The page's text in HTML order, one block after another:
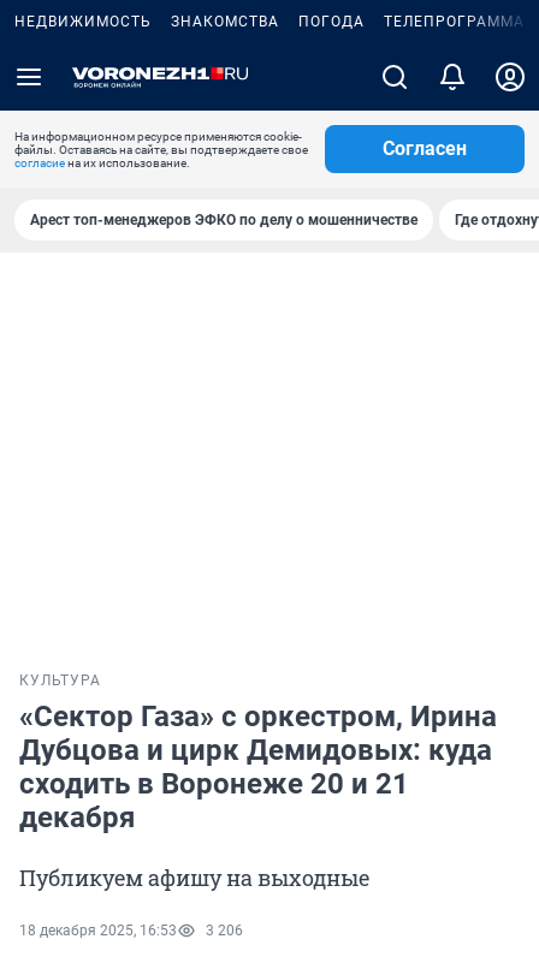
НЕДВИЖИМОСТЬ ЗНАКОМСТВА ПОГОДА ТЕЛЕПРОГРАММА
На информационном ресурсе применяются cookie-
файлы. Оставаясь на сайте, вы подтверждаете свое
согласиена их использование.
Согласен
Арест топ-менеджеров ЭФКО по делу о мошенничестве Где
КУЛЬТУРА
«Сектор Газа» с оркестром, Ирина
Дубцова и цирк Демидовых: куда
сходить в Воронеже 20 и 21
декабря
Публикуем афишу на выходные
18 декабря 2025, 16:53 3 206